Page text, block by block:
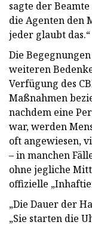
sagte der
die Agenten den
jeder glaubt das.“
Die
weiteren
Verfügung des
Maßnahmen
nachdem eine
war, werden
oft angewiesen,
– in manchen
ohne jegliche
offizielle
„Die Dauer der
„Sie starten die